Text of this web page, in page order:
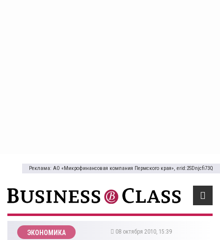
Реклама: АО «Микрофинансовая компания Пермского края», erid:2SDnjcfi73Q
ЭКОНОМИКА 08 октября 2010, 15:39